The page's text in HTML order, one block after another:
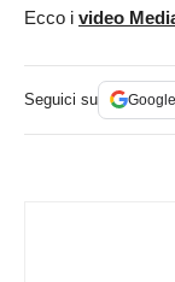
Ecco i video
Seguici su Google